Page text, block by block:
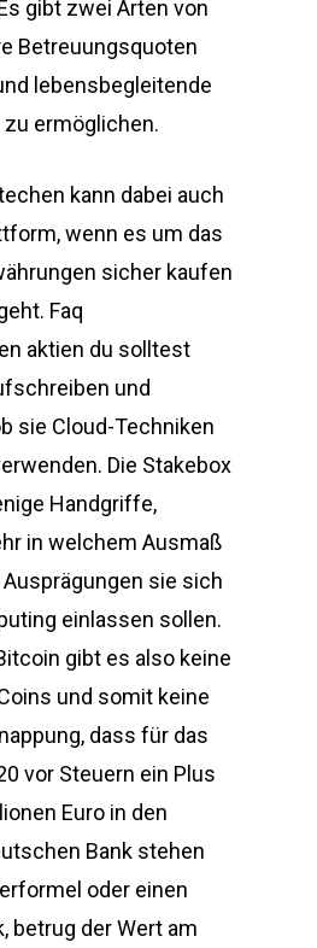
gibt zwei Arten von
Betreuungsquoten
lebensbegleitende
ermöglichen.
kann dabei auch
wenn es um das
sicher kaufen
Faq
aktien du solltest
und
sie Cloud-Techniken
Die Stakebox
Handgriffe,
in welchem Ausmaß
sie sich
einlassen sollen.
gibt es also keine
und somit keine
dass für das
vor Steuern ein Plus
Euro in den
Bank stehen
oder einen
betrug der Wert am